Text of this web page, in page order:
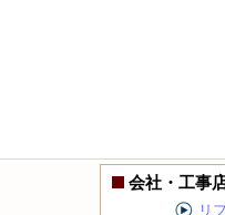
会社・工事
リ